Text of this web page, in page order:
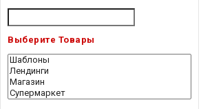
Выберите Товары